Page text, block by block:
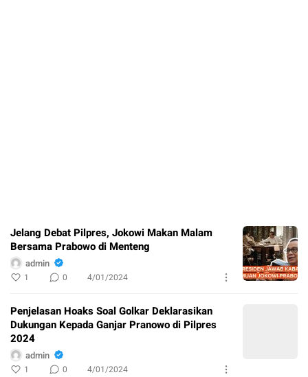
Jelang Debat Pilpres, Jokowi Makan Malam
Bersama Prabowo di Menteng
admin
1 0 4/01/2024
Penjelasan Hoaks Soal Golkar Deklarasikan
Dukungan Kepada Ganjar Pranowo di Pilpres
2024
admin
1 0 4/01/2024